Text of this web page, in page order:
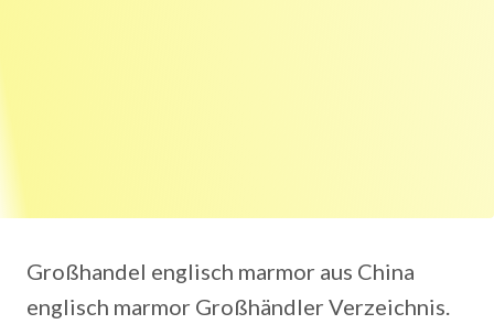
Großhandel englisch marmor aus China
englisch marmor Großhändler Verzeichnis.